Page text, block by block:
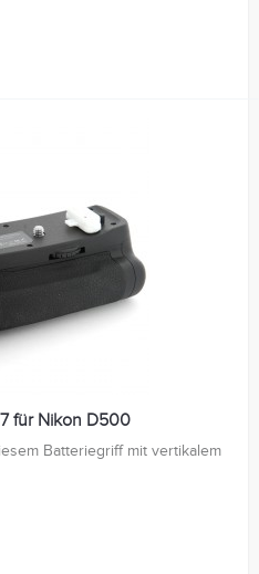
für Nikon D500
Batteriegriff mit vertikalem